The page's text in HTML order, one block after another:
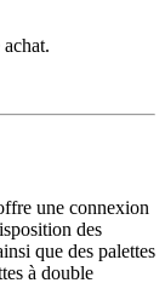
une connexion
des
que des palettes
à double